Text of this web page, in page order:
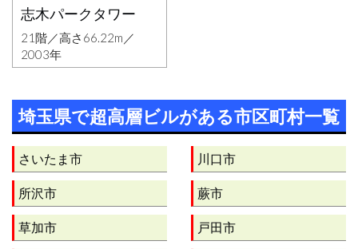
志木パークタワー
21階／高さ66.22m／
2003年
埼玉県で超高層ビルがある市区町村一覧
さいたま市 川口市
所沢市 蕨市
草加市 戸田市